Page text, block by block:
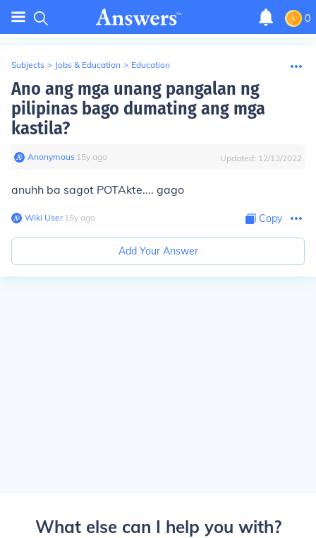
0
Subjects > Jobs & Education > Education
Ano ang mga unang pangalan ng
pilipinas bago dumating ang mga
kastila?
Anonymous∙ 15y ago Updated: 12/13/2022
anuhh ba sagot POTAkte.... gago
Wiki User∙15y ago Copy
Add Your Answer
What else can I help you with?